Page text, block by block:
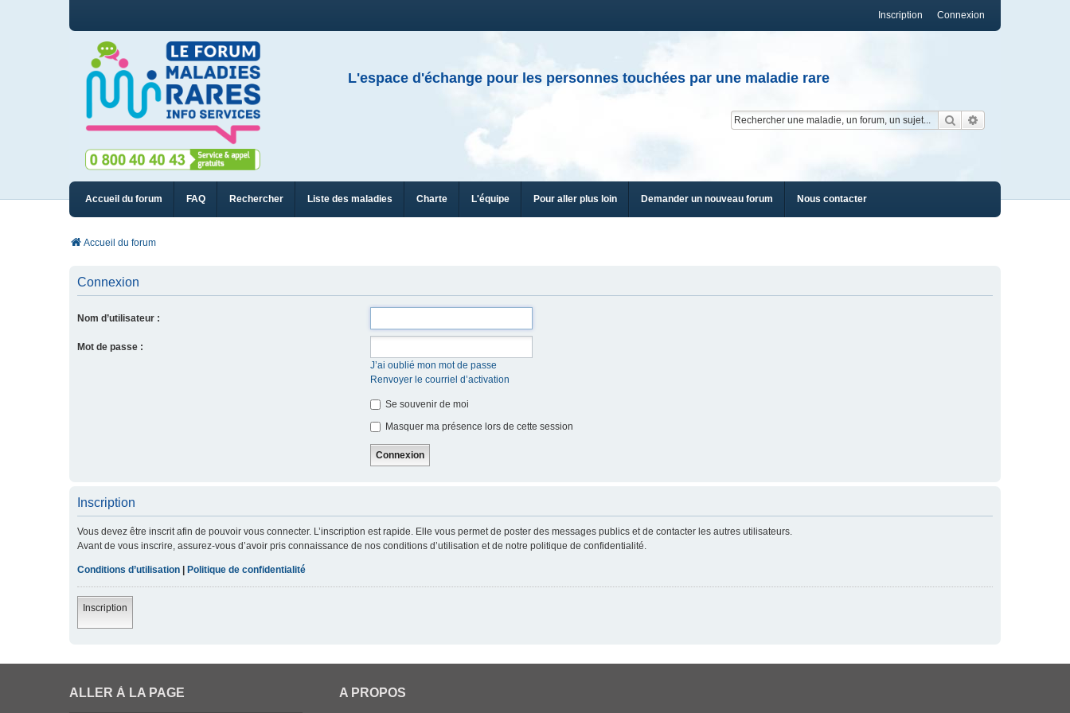
Connexion
Inscription
L'espace d'échange pour les personnes touchées par une maladie rare
Rechercher
Accueil du forum FAQ Rechercher Liste des maladies Charte L'équipe Pour aller plus loin Demander un nouveau forum Nous contacter
Accueil du forum
Connexion
Nom d’utilisateur :
Mot de passe :
J’ai oublié mon mot de passe
Renvoyer le courriel d’activation
Se souvenir de moi
Masquer ma présence lors de cette session
Inscription
Vous devez être inscrit afin de pouvoir vous connecter. L’inscription est rapide. Elle vous permet de poster des messages publics et de contacter les autres utilisateurs.
Avant de vous inscrire, assurez-vous d’avoir pris connaissance de nos conditions d’utilisation et de notre politique de confidentialité.
Conditions d’utilisation Politique de confidentialité
Inscription
ALLER À LA PAGE A PROPOS